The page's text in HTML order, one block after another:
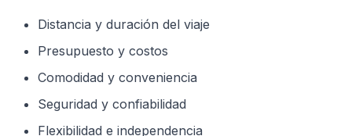
Distancia y duración del viaje
Presupuesto y costos
Comodidad y conveniencia
Seguridad y confiabilidad
Flexibilidad e independencia